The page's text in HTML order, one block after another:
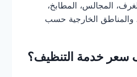
المجالس، المطابخ،
والمناطق الخارجية حسب